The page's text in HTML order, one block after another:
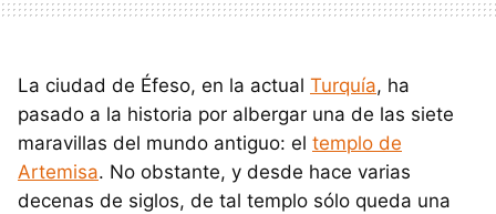
La ciudad de Éfeso, en la actual Turquía, ha
pasado a la historia por albergar una de las siete
maravillas del mundo antiguo: el templo de
Artemisa. No obstante, y desde hace varias
decenas de siglos, de tal templo sólo queda una